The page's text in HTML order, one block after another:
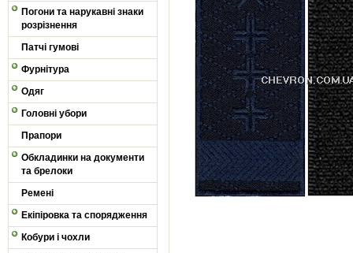
Погони та нарукавні знаки
розрізнення
Патчі гумові
Фурнітура
Одяг
Головні убори
Прапори
Обкладинки на документи
та брелоки
Ремені
Екіпіровка та спорядження
Кобури і чохли